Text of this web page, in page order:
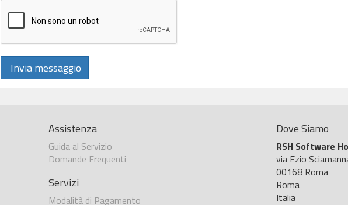
Invia messaggio
Assistenza
Guida al Servizio
Domande Frequenti
Servizi
Modalità di Pagamento
Dove Siamo
RSH Software
via Ezio
00168 Roma
Roma
Italia